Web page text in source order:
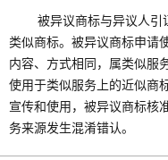
被异议商标与异议人
类似商标。被异议商标申请
内容、方式相同，属类似服
使用于类似服务上的近似商
宣传和使用，被异议商标核
务来源发生混淆错认。